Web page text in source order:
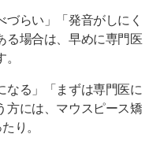
らい」「発音がしにく
る場合は、早めに専門医
なる」「まずは専門医に
方には、マウスピース矯
り。